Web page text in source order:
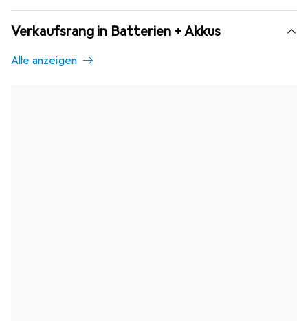
Verkaufsrang in Batterien + Akkus
Alle anzeigen